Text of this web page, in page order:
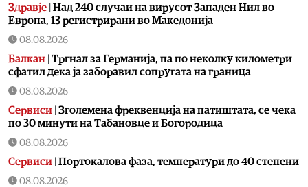
Здравје Над 240 случаи на вирусот Западен Нил во
Европа, 13 регистрирани во Македонија
08.08.2026
Балкан Тргнал за Германија, па по неколку километри
сфатил дека ја заборавил сопругата на граница
08.08.2026
Сервиси Зголемена фреквенција на патиштата, се чека
по 30 минути на Табановце и Богородица
08.08.2026
Сервиси Портокалова фаза, температури до 40 степени
08.08.2026